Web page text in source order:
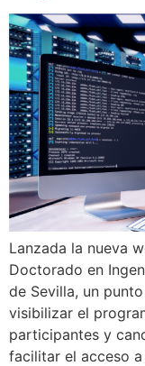
Lanzada la nueva
Doctorado en
de Sevilla, un
visibilizar el
participantes y
facilitar el acceso